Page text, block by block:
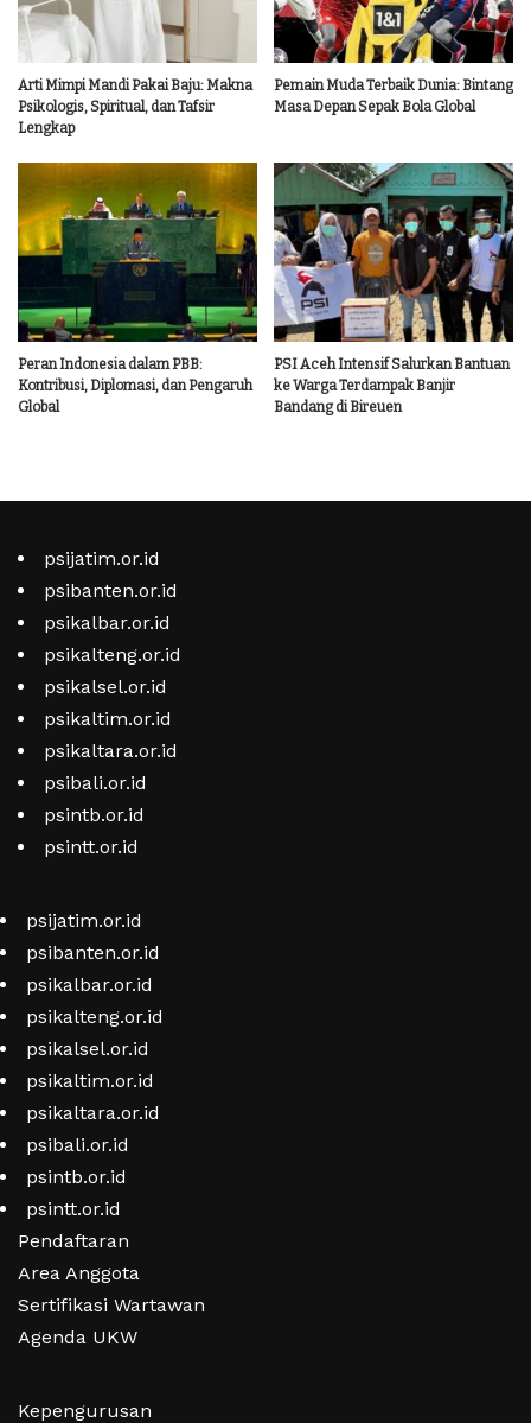
Arti Mimpi Mandi Pakai Baju: Makna
Psikologis, Spiritual, dan Tafsir
Lengkap
Pemain Muda Terbaik Dunia: Bintang
Masa Depan Sepak Bola Global
Peran Indonesia dalam PBB:
Kontribusi, Diplomasi, dan Pengaruh
Global
PSI Aceh Intensif Salurkan Bantuan
ke Warga Terdampak Banjir
Bandang di Bireuen
psijatim.or.id
psibanten.or.id
psikalbar.or.id
psikalteng.or.id
psikalsel.or.id
psikaltim.or.id
psikaltara.or.id
psibali.or.id
psintb.or.id
psintt.or.id
psijatim.or.id
psibanten.or.id
psikalbar.or.id
psikalteng.or.id
psikalsel.or.id
psikaltim.or.id
psikaltara.or.id
psibali.or.id
psintb.or.id
psintt.or.id
Pendaftaran
Area Anggota
Sertifikasi Wartawan
Agenda UKW
Kepengurusan